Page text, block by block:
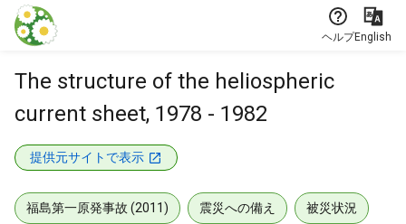
本文に飛ぶ
ヘルプEnglish
The structure of the heliospheric
current sheet, 1978 - 1982
提供元サイトで表示
福島第一原発事故 (2011) 震災への備え 被災状況